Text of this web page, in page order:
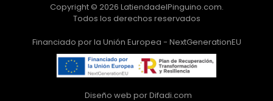
Copyright © 2026 LatiendadelPinguino.com.
Todos los derechos reservados
Financiado por la Unión Europea - NextGenerationEU
Diseño web por Difadi.com